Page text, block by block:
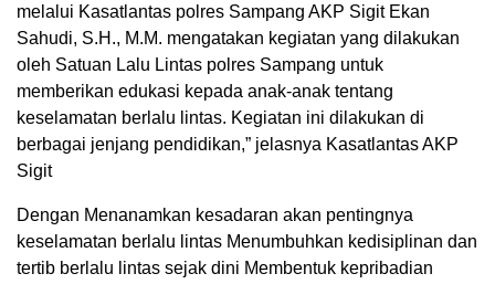
melalui Kasatlantas polres Sampang AKP Sigit Ekan
Sahudi, S.H., M.M. mengatakan kegiatan yang dilakukan
oleh Satuan Lalu Lintas polres Sampang untuk
memberikan edukasi kepada anak-anak tentang
keselamatan berlalu lintas. Kegiatan ini dilakukan di
berbagai jenjang pendidikan,” jelasnya Kasatlantas AKP
Sigit
Dengan Menanamkan kesadaran akan pentingnya
keselamatan berlalu lintas Menumbuhkan kedisiplinan dan
tertib berlalu lintas sejak dini Membentuk kepribadian